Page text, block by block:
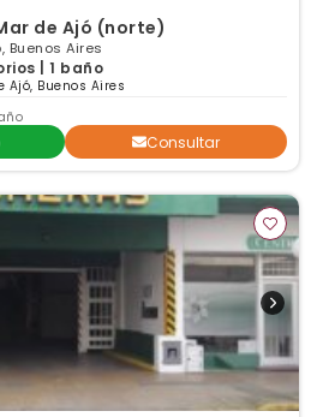
de Ajó (norte)
Buenos Aires
| 1 baño
Ajó, Buenos Aires
Consultar